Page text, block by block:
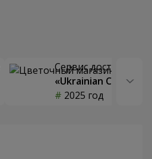
Сервис доставки
«Ukrainian Choice»
2025 год